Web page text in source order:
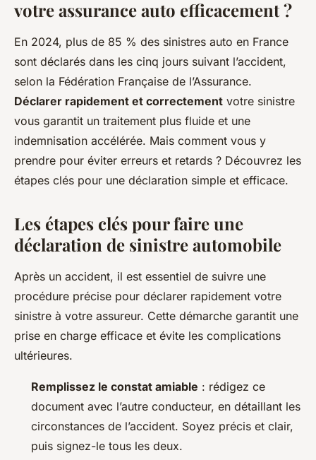
votre assurance auto efficacement ?
En 2024, plus de 85 % des sinistres auto en France
sont déclarés dans les cinq jours suivant l’accident,
selon la Fédération Française de l’Assurance.
Déclarer rapidement et correctement votre sinistre
vous garantit un traitement plus fluide et une
indemnisation accélérée. Mais comment vous y
prendre pour éviter erreurs et retards ? Découvrez les
étapes clés pour une déclaration simple et efficace.
Les étapes clés pour faire une
déclaration de sinistre automobile
Après un accident, il est essentiel de suivre une
procédure précise pour déclarer rapidement votre
sinistre à votre assureur. Cette démarche garantit une
prise en charge efficace et évite les complications
ultérieures.
Remplissez le constat amiable : rédigez ce
document avec l’autre conducteur, en détaillant les
circonstances de l’accident. Soyez précis et clair,
puis signez-le tous les deux.